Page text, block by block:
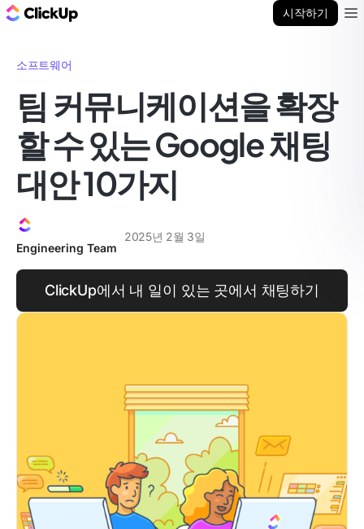
시작하기
소프트웨어
팀 커뮤니케이션을 확장
할 수 있는 Google 채팅
대안 10가지
Engineering Team
2025년 2월 3일
ClickUp에서 내 일이 있는 곳에서 채팅하기